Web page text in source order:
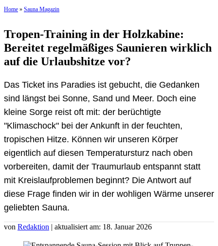
Home » Sauna Magazin
Tropen-Training in der Holzkabine:
Bereitet regelmäßiges Saunieren wirklich
auf die Urlaubshitze vor?
Das Ticket ins Paradies ist gebucht, die Gedanken
sind längst bei Sonne, Sand und Meer. Doch eine
kleine Sorge reist oft mit: der berüchtigte
"Klimaschock" bei der Ankunft in der feuchten,
tropischen Hitze. Können wir unseren Körper
eigentlich auf diesen Temperatursturz nach oben
vorbereiten, damit der Traumurlaub entspannt statt
mit Kreislaufproblemen beginnt? Die Antwort auf
diese Frage finden wir in der wohligen Wärme unserer
geliebten Sauna.
von Redaktion | aktualisiert am: 18. Januar 2026